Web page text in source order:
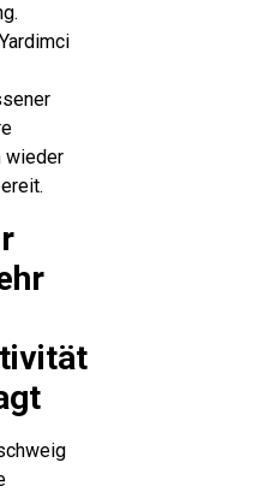
wieder